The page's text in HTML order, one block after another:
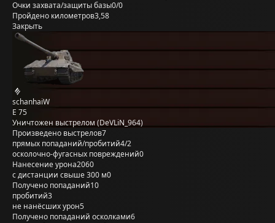
Очки захвата/защиты базы0/0
Пройдено километров3,58
Закрыть
schanhaiW
E 75
Уничтожен выстрелом (DeVLiN_964)
Произведено выстрелов7
прямых попаданий/пробитий4/2
осколочно-фугасных повреждений0
Нанесение урона2060
с дистанции свыше 300 м0
Получено попаданий10
пробитий3
не нанёсших урон5
Получено попаданий осколками6